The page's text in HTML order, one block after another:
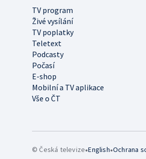
TV program
Živé vysílání
TV poplatky
Teletext
Podcasty
Počasí
E-shop
Mobilní a TV aplikace
Vše o ČT
© Česká televize•English•Ochrana